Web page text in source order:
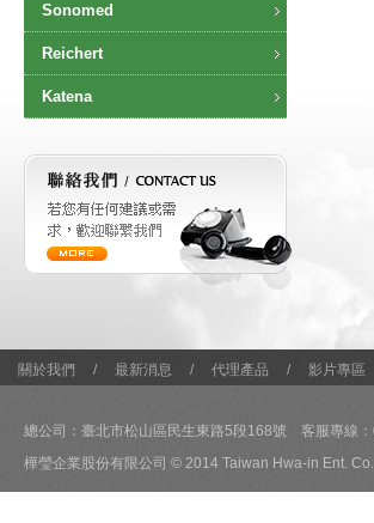
Sonomed
Reichert
Katena
關於我們 / 最新消息 / 代理產品 / 影片專區
總公司：臺北市松山區民生東路5段168號 客服專線
樺瑩企業股份有限公司 © 2014 Taiwan Hwa-in Ent.